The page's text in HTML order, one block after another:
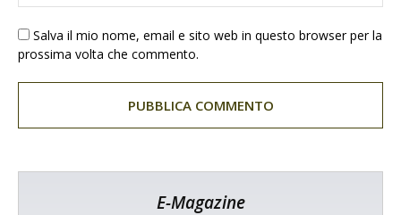
Salva il mio nome, email e sito web in questo browser per la
prossima volta che commento.
E-Magazine